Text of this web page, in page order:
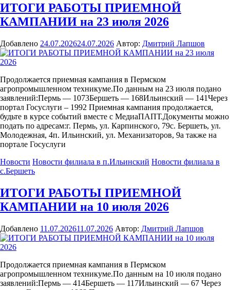
ИТОГИ РАБОТЫ ПРИЕМНОЙ
КАМПАНИИ на 23 июля 2026
Добавлено 24.07.202624.07.2026 Автор: Дмитрий Лапшов
Продолжается приемная кампания в Пермском
агропромышленном техникуме.По данным на 23 июля подано
заявлений:Пермь — 1073Бершеть — 168Ильинский — 141Через
портал Госуслуги – 1992 Приемная кампания продолжается,
будьте в курсе событий вместе с МедиаПАПТ.Документы можно
подать по адресам:г. Пермь, ул. Карпинского, 79с. Бершеть, ул.
Молодежная, 4п. Ильинский, ул. Механизаторов, 9а также на
портале Госуслуги
Новости Новости филиала в п.Ильинский Новости филиала в
с.Бершеть
ИТОГИ РАБОТЫ ПРИЕМНОЙ
КАМПАНИИ на 10 июля 2026
Добавлено 11.07.202611.07.2026 Автор: Дмитрий Лапшов
Продолжается приемная кампания в Пермском
агропромышленном техникуме.По данным на 10 июля подано
заявлений:Пермь — 414Бершеть — 117Ильинский — 67 Через